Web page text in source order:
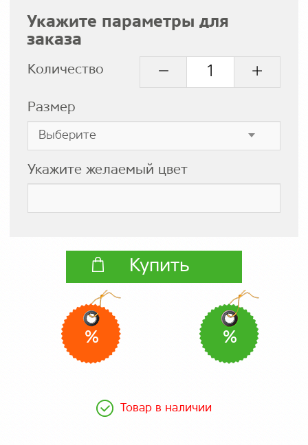
Укажите параметры для
заказа
Количество
Размер
Укажите желаемый цвет
Купить
% %
Товар в наличии